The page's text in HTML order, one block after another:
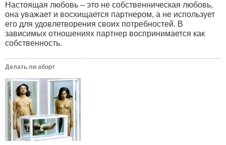
Настоящая любовь – это не собственническая любовь,
она уважает и восхищается партнером, а не использует
его для удовлетворения своих потребностей. В
зависимых отношениях партнер воспринимается как
собственность.
Делать ли аборт